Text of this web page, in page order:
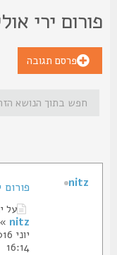
ירי
פרסם תגובה
פורום ירי
על ידי
» 10
יוני 2016,
16:14